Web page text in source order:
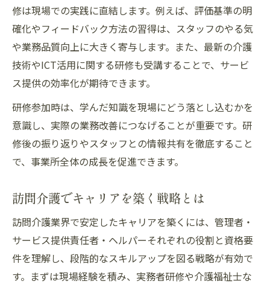
修は現場での実践に直結します。例えば、評価基準の明
確化やフィードバック方法の習得は、スタッフのやる気
や業務品質向上に大きく寄与します。また、最新の介護
技術やICT活用に関する研修も受講することで、サービ
ス提供の効率化が期待できます。
研修参加時は、学んだ知識を現場にどう落とし込むかを
意識し、実際の業務改善につなげることが重要です。研
修後の振り返りやスタッフとの情報共有を徹底すること
で、事業所全体の成長を促進できます。
訪問介護でキャリアを築く戦略とは
訪問介護業界で安定したキャリアを築くには、管理者・
サービス提供責任者・ヘルパーそれぞれの役割と資格要
件を理解し、段階的なスキルアップを図る戦略が有効で
す。まずは現場経験を積み、実務者研修や介護福祉士な